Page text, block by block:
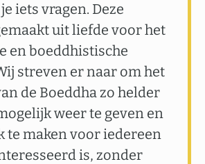
iets vragen. Deze
uit liefde voor het
en boeddhistische
streven er naar om het
de Boeddha zo helder
weer te geven en
te maken voor iedereen
is, zonder